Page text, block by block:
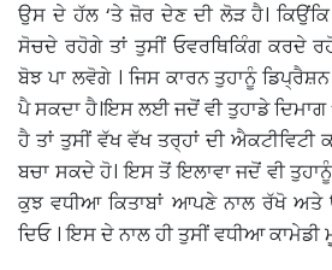
ਉਸ ਦੇ ਹੱਲ ‘ਤੇ ਜ਼ੋਰ ਦੇਣ ਦੀ ਲੋੜ ਹੈ।
ਸੋਚਦੇ ਰਹੋਗੇ ਤਾਂ ਤੁਸੀਂ ਓਵਰਥਿਕਿੰਗ ਕਰਦੇ
ਬੋਝ ਪਾ ਲਵੋਗੇ । ਜਿਸ ਕਾਰਨ ਤੁਹਾਨੂੰ
ਪੈ ਸਕਦਾ ਹੈ।ਇਸ ਲਈ ਜਦੋਂ ਵੀ ਤੁਹਾਡੇ
ਹੈ ਤਾਂ ਤੁਸੀਂ ਵੱਖ ਵੱਖ ਤਰ੍ਹਾਂ ਦੀ
ਬਚਾ ਸਕਦੇ ਹੋ। ਇਸ ਤੋਂ ਇਲਾਵਾ ਜਦੋਂ ਵੀ
ਕੁਝ ਵਧੀਆ ਕਿਤਾਬਾਂ ਆਪਣੇ ਨਾਲ ਰੱਖੋ ਅਤੇ
ਦਿਓ । ਇਸ ਦੇ ਨਾਲ ਹੀ ਤੁਸੀਂ ਵਧੀਆ ਕਾਮੇਡੀ